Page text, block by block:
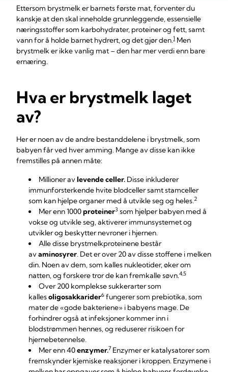
Ettersom brystmelk er barnets første mat, forventer du
kanskje at den skal inneholde grunnleggende, essensielle
næringsstoffer som karbohydrater, proteiner og fett, samt
vann for å holde barnet hydrert, og det gjør den.1 Men
brystmelk er ikke vanlig mat – den har mer verdi enn bare
ernæring.
Hva er brystmelk laget
av?
Her er noen av de andre bestanddelene i brystmelk, som
babyen får ved hver amming. Mange av disse kan ikke
fremstilles på annen måte:
Millioner avlevende celler. Disse inkluderer
immunforsterkende hvite blodceller samt stamceller
som kan hjelpe organer med å utvikle seg og heles.2
Mer enn 1000proteiner3 som hjelper babyen med å
vokse og utvikle seg, aktiverer immunsystemet og
utvikler og beskytter nevroner i hjernen.
Alle disse brystmelkproteinene består
avaminosyrer. Det er over 20 av disse stoffene i melken
din. Noen av dem, som kalles nukleotider, øker om
natten, og forskere tror de kan fremkalle søvn.4,5
Over 200 komplekse sukkerarter som
kallesoligosakkarider6 fungerer som prebiotika, som
mater de «gode bakteriene» i babyens mage. De
forhindrer også at infeksjoner kommer inn i
blodstrømmen hennes, og reduserer risikoen for
hjernebetennelse.
Mer enn 40enzymer.7 Enzymer er katalysatorer som
fremskynder kjemiske reaksjoner i kroppen. Enzymene i